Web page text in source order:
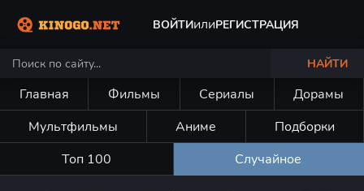
ВОЙТИилиРЕГИСТРАЦИЯ
НАЙТИ
Главная Фильмы Сериалы
Дорамы
Мультфильмы
Аниме
Подборки
Топ 100
Случайное